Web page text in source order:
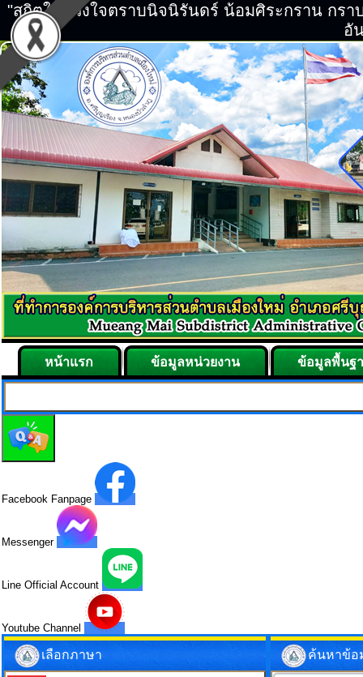
"สถิตในดวงใจตราบนิจนิรันดร์ น้อมศิระกราน ก
อั
หน้าแรก ข้อมูลหน่วยงาน ข้อมูลพื้นฐ
Facebook Fanpage
Messenger
Line Official Account
Youtube Channel
เลือกภาษา ค้นหาข้อ